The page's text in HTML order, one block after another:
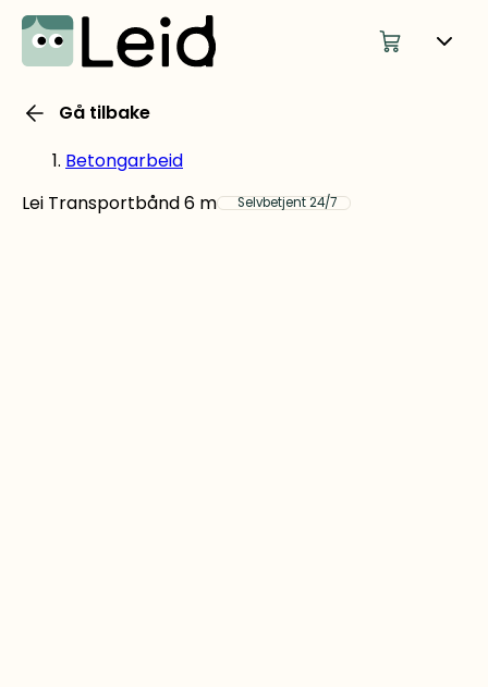
Gå tilbake
Betongarbeid
Lei Transportbånd 6 m
Selvbetjent 24/7